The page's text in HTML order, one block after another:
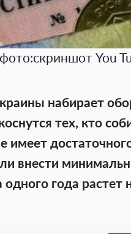
You
набирает
тех, кто
имеет
внести
года растет